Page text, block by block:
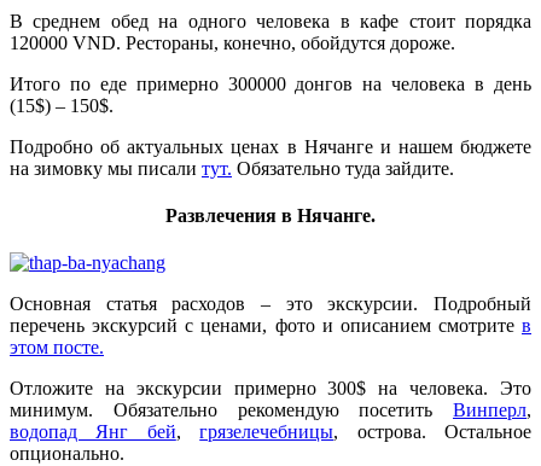
В среднем обед на одного человека в кафе стоит порядка
120000 VND. Рестораны, конечно, обойдутся дороже.
Итого по еде примерно 300000 донгов на человека в день
(15$) – 150$.
Подробно об актуальных ценах в Нячанге и нашем бюджете
на зимовку мы писали тут. Обязательно туда зайдите.
Развлечения в Нячанге.
Основная статья расходов – это экскурсии. Подробный
перечень экскурсий с ценами, фото и описанием смотрите в
этом посте.
Отложите на экскурсии примерно 300$ на человека. Это
минимум. Обязательно рекомендую посетить Винперл,
водопад Янг бей,грязелечебницы, острова. Остальное
опционально.